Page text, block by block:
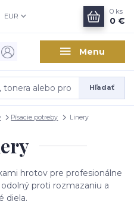
Menu
EUR
Hľadať
0 ks
0 €
Písacie potreby Linery
hrotov pre profesionálne
odolný proti rozmazaniu a
diela.